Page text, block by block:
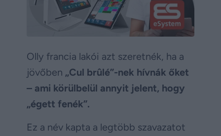
Olly francia lakói azt szeretnék, ha a
jövőben „Cul brûlé”-nek hívnák őket
– ami körülbelül annyit jelent, hogy
„égett fenék”.
Ez a név kapta a legtöbb szavazatot